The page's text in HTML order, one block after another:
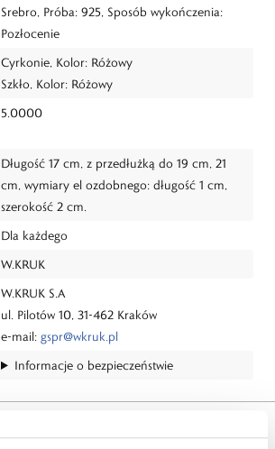
Srebro, Próba: 925, Sposób wykończenia:
Pozłocenie
Cyrkonie, Kolor: Różowy
Szkło, Kolor: Różowy
5.0000
Długość 17 cm, z przedłużką do 19 cm, 21
cm, wymiary el ozdobnego: długość 1 cm,
szerokość 2 cm.
Dla każdego
W.KRUK
W.KRUK S.A
ul. Pilotów 10, 31-462 Kraków
e-mail: gspr@wkruk.pl
Informacje o bezpieczeństwie